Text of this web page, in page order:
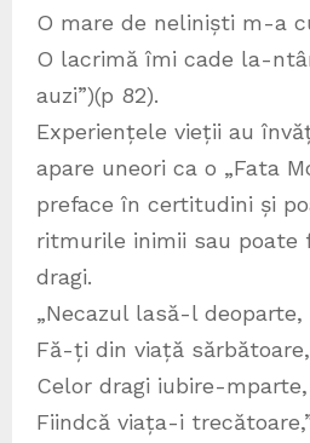
O mare de neliniști m-a
O lacrimă îmi cade la-
auzi”)(p 82).
Experiențele vieții au
apare uneori ca o „Fata
preface în certitudini și
ritmurile inimii sau poate
dragi.
„Necazul lasă-l deoparte,
Fă-ți din viață sărbătoare,
Celor dragi iubire-mparte,
Fiindcă viața-i